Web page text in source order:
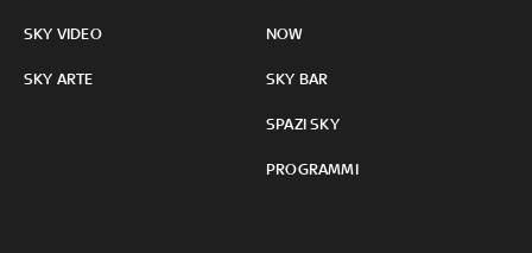
SKY VIDEO
SKY ARTE
NOW
SKY BAR
SPAZI SKY
PROGRAMMI